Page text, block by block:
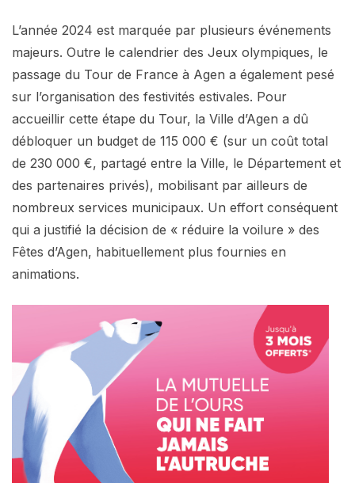
L’année 2024 est marquée par plusieurs événements
majeurs. Outre le calendrier des Jeux olympiques, le
passage du Tour de France à Agen a également pesé
sur l’organisation des festivités estivales. Pour
accueillir cette étape du Tour, la Ville d’Agen a dû
débloquer un budget de 115 000 € (sur un coût total
de 230 000 €, partagé entre la Ville, le Département et
des partenaires privés), mobilisant par ailleurs de
nombreux services municipaux. Un effort conséquent
qui a justifié la décision de « réduire la voilure » des
Fêtes d’Agen, habituellement plus fournies en
animations.